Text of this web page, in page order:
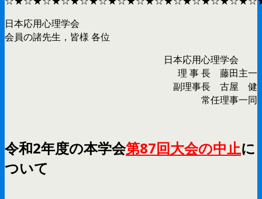
日本応用心理学会
会員の諸先生，皆様 各位
日本応用心理学会
理 事 長 藤田主一
副理事長 古屋 健
常任理事一同
令和2年度の本学会第87回大会の中止に
ついて